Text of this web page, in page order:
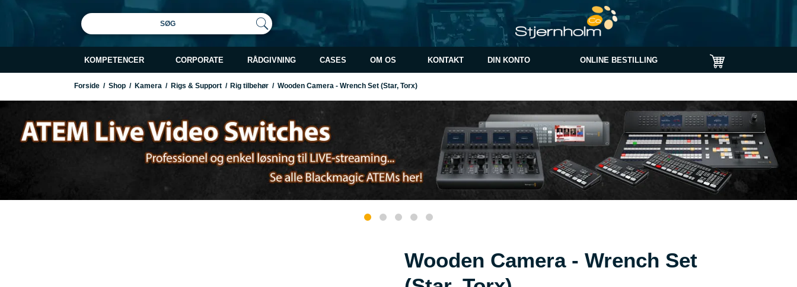
SØG
KOMPETENCER CORPORATE RÅDGIVNING CASES OM OS KONTAKT DIN KONTO ONLINE BESTILLING
Forside / Shop / Kamera / Rigs & Support / Rig tilbehør / Wooden Camera - Wrench Set (Star, Torx)
Wooden Camera - Wrench Set